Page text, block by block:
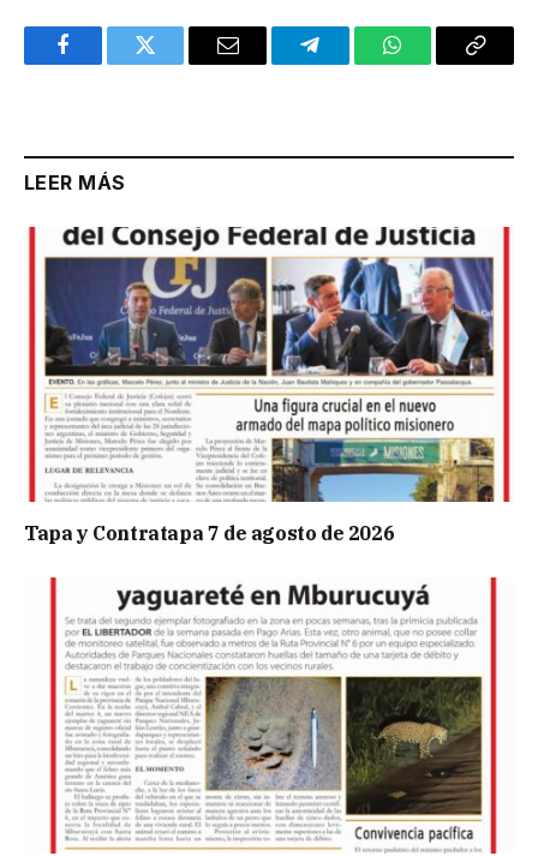
FacebookTwitter Email TelegramWhatsAppCopy
LEER MÁS
Tapa y Contratapa 7 de agosto de 2026